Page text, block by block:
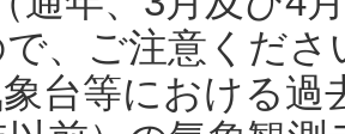
、ご注意くだ
台等における過